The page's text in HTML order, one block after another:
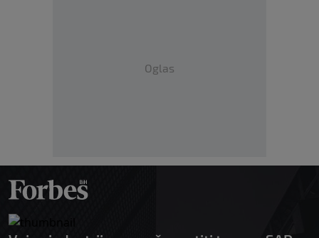
Oglas